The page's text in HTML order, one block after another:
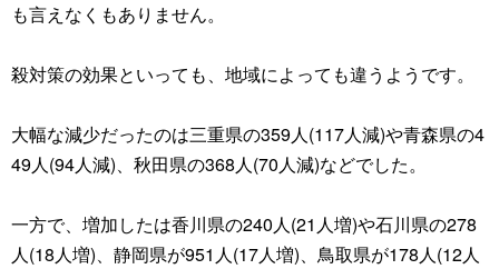
も言えなくもありません。
殺対策の効果といっても、地域によっても違うようです。
大幅な減少だったのは三重県の359人(117人減)や青森県の4
49人(94人減)、秋田県の368人(70人減)などでした。
一方で、増加したは香川県の240人(21人増)や石川県の278
人(18人増)、静岡県が951人(17人増)、鳥取県が178人(12人